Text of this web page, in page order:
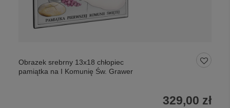
Obrazek srebrny 13x18 chłopiec
pamiątka na I Komunię Św. Grawer
329,00 zł